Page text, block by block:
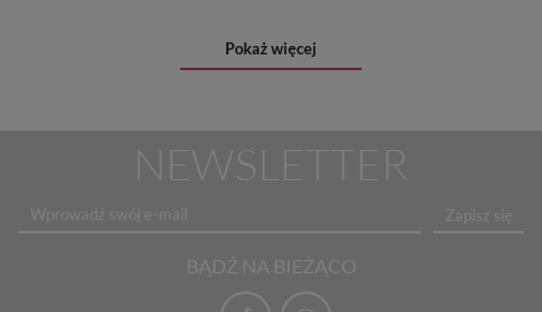
Pokaż więcej
NEWSLETTER
Zapisz się
BĄDŹ NA BIEŻĄCO